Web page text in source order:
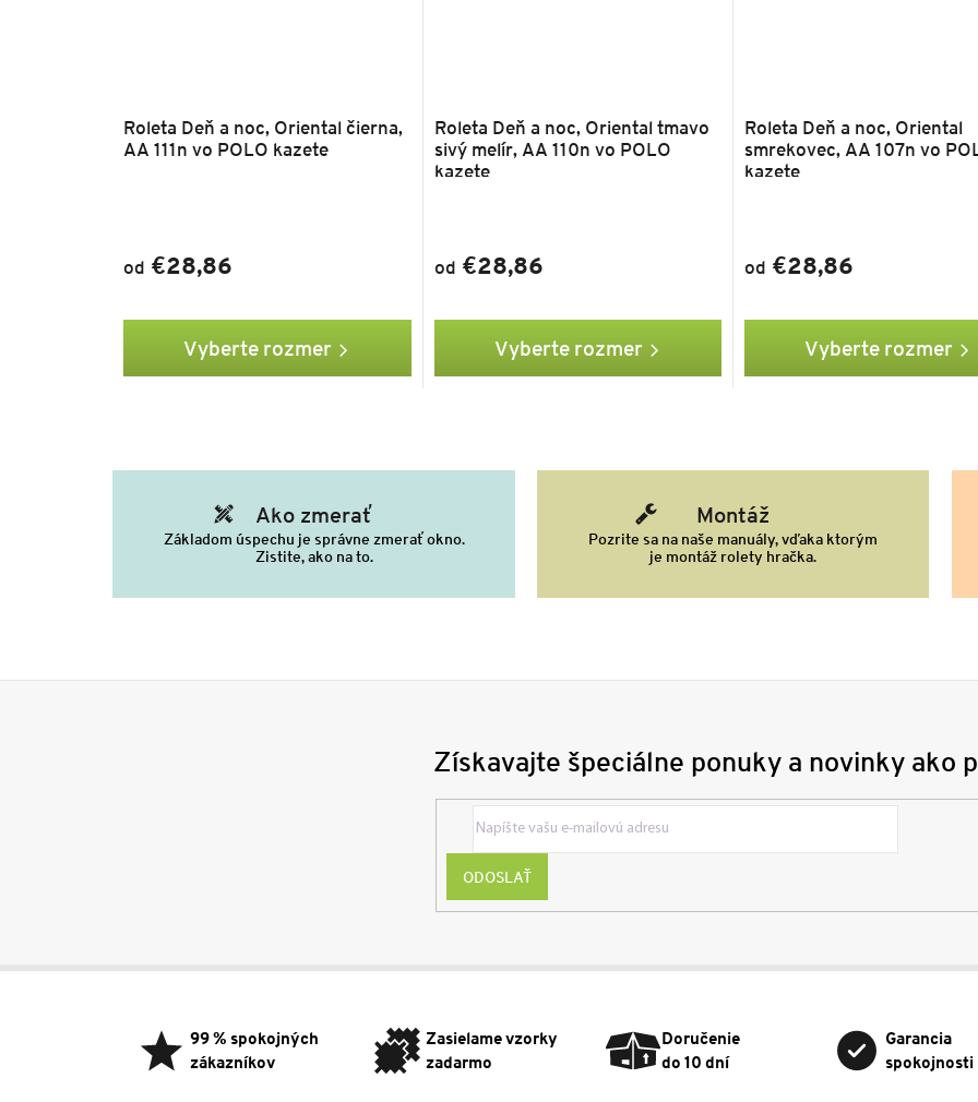
Roleta Deň a noc, Oriental čierna,
AA 111n vo POLO kazete
od €28,86
Vyberte rozmer
Roleta Deň a noc, Oriental tmavo
sivý melír, AA 110n vo POLO
kazete
od €28,86
Vyberte rozmer
Roleta Deň a noc, Oriental
smrekovec, AA 107n vo
kazete
od €28,86
Vyberte rozmer
Ako zmerať
Základom úspechu je správne zmerať okno.
Zistite, ako na to.
Montáž
Pozrite sa na naše manuály, vďaka ktorým
je montáž rolety hračka.
Získavajte špeciálne ponuky a novinky ako
ODOSLAŤ
99 % spokojných
zákazníkov
Zasielame vzorky
zadarmo
Doručenie
do 10 dní
Garancia
spokojnosti